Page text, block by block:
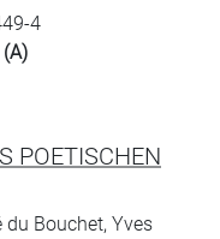
4
POETISCHEN
du Bouchet, Yves